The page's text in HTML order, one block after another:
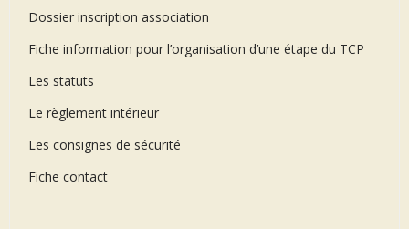
Dossier inscription association
Fiche information pour l’organisation d’une étape du TCP
Les statuts
Le règlement intérieur
Les consignes de sécurité
Fiche contact